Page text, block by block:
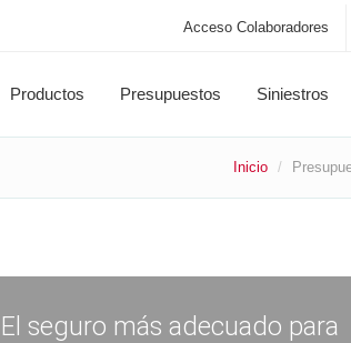
Acceso Colaboradores
Productos Presupuestos Siniestros
Inicio
El seguro más adecuado para